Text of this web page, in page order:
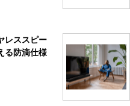
レススピー
る防滴仕様